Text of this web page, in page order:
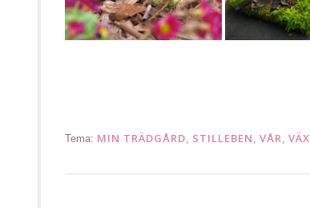
Tema: MIN TRÄDGÅRD, STILLEBEN , VÅR,